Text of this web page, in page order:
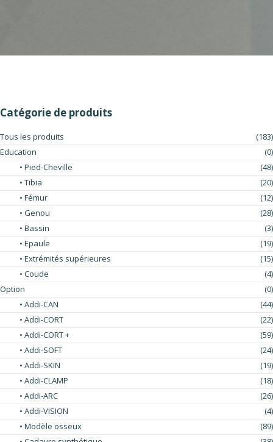
Catégorie de produits
Tous les produits
(183)
Education
(0)
• Pied-Cheville
(48)
• Tibia
(20)
• Fémur
(12)
• Genou
(28)
• Bassin
(3)
• Epaule
(19)
• Extrémités supérieures
(15)
• Coude
(4)
Option
(0)
• Addi-CAN
(44)
• Addi-CORT
(22)
• Addi-CORT +
(59)
• Addi-SOFT
(24)
• Addi-SKIN
(19)
• Addi-CLAMP
(18)
• Addi-ARC
(26)
• Addi-VISION
(4)
• Modèle osseux
(89)